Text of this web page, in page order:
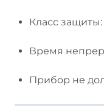
Класс защиты:
Время
Прибор не